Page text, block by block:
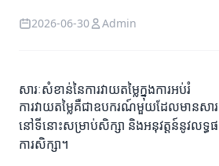
2026-06-30 Admin
សារៈសំខាន់នៃការវាយតម្លៃក្នុងការអប់រំ
ការវាយតម្លៃគឺជាឧបករណ៍មួយដែលមានសារ
នៅទីនោះសម្រាប់សិក្សា និងអនុវត្តន៍នូវលទ្
ការសិក្សា។